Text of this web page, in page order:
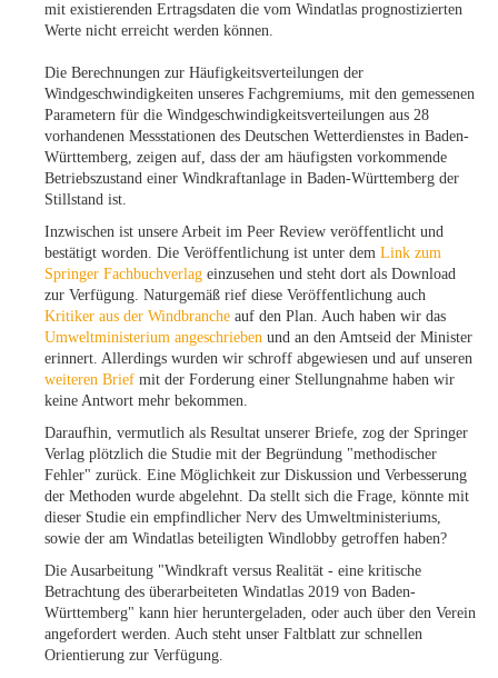
mit existierenden Ertragsdaten die vom Windatlas prognostizierten
Werte nicht erreicht werden können.
Die Berechnungen zur Häufigkeitsverteilungen der
Windgeschwindigkeiten unseres Fachgremiums, mit den gemessenen
Parametern für die Windgeschwindigkeitsverteilungen aus 28
vorhandenen Messstationen des Deutschen Wetterdienstes in Baden-
Württemberg, zeigen auf, dass der am häufigsten vorkommende
Betriebszustand einer Windkraftanlage in Baden-Württemberg der
Stillstand ist.
Inzwischen ist unsere Arbeit im Peer Review veröffentlicht und
bestätigt worden. Die Veröffentlichung ist unter dem Link zum
Springer Fachbuchverlag einzusehen und steht dort als Download
zur Verfügung. Naturgemäß rief diese Veröffentlichung auch
Kritiker aus der Windbranche auf den Plan. Auch haben wir das
Umweltministerium angeschrieben und an den Amtseid der Minister
erinnert. Allerdings wurden wir schroff abgewiesen und auf unseren
weiteren Brief mit der Forderung einer Stellungnahme haben wir
keine Antwort mehr bekommen.
Daraufhin, vermutlich als Resultat unserer Briefe, zog der Springer
Verlag plötzlich die Studie mit der Begründung "methodischer
Fehler" zurück. Eine Möglichkeit zur Diskussion und Verbesserung
der Methoden wurde abgelehnt. Da stellt sich die Frage, könnte mit
dieser Studie ein empfindlicher Nerv des Umweltministeriums,
sowie der am Windatlas beteiligten Windlobby getroffen haben?
Die Ausarbeitung "Windkraft versus Realität - eine kritische
Betrachtung des überarbeiteten Windatlas 2019 von Baden-
Württemberg" kann hier heruntergeladen, oder auch über den Verein
angefordert werden. Auch steht unser Faltblatt zur schnellen
Orientierung zur Verfügung.